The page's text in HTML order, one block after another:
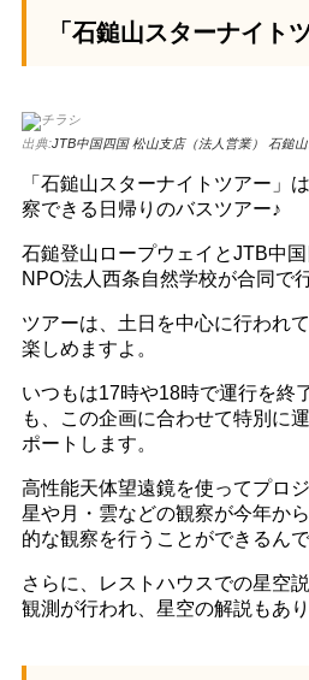
「石鎚山スターナイト
出典:JTB中国四国 松山支店（法人営業） 石鎚
「石鎚山スターナイトツアー」
察できる日帰りのバスツアー♪
石鎚登山ロープウェイとJTB中
NPO法人西条自然学校が合同で
ツアーは、土日を中心に行われ
楽しめますよ。
いつもは17時や18時で運行を終
も、この企画に合わせて特別に
ポートします。
高性能天体望遠鏡を使ってプロ
星や月・雲などの観察が今年か
的な観察を行うことができるん
さらに、レストハウスでの星空
観測が行われ、星空の解説もあり